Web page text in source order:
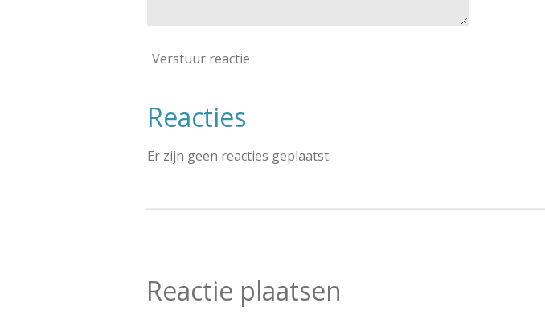
Verstuur reactie
Reacties
Er zijn geen reacties geplaatst.
Reactie plaatsen